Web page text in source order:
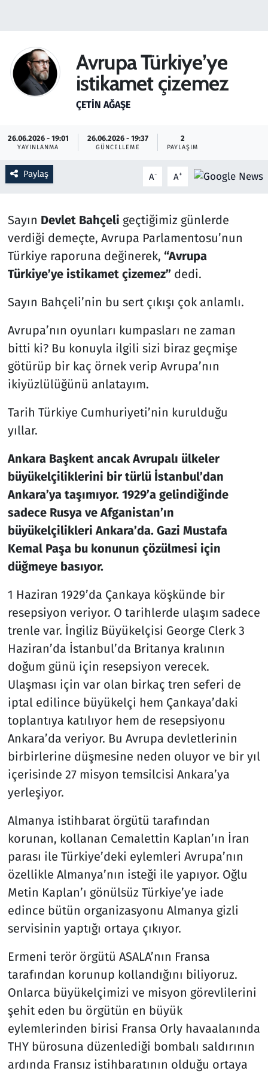
Avrupa Türkiye’ye
istikamet çizemez
ÇETIN AĞAŞE
26.06.2026 - 19:01
YAYINLANMA
26.06.2026 - 19:37
GÜNCELLEME
2
PAYLAŞIM
Paylaş A- A+
Sayın Devlet Bahçeli geçtiğimiz günlerde
verdiği demeçte, Avrupa Parlamentosu’nun
Türkiye raporuna değinerek, “Avrupa
Türkiye’ye istikamet çizemez”dedi.
Sayın Bahçeli’nin bu sert çıkışı çok anlamlı.
Avrupa’nın oyunları kumpasları ne zaman
bitti ki? Bu konuyla ilgili sizi biraz geçmişe
götürüp bir kaç örnek verip Avrupa’nın
ikiyüzlülüğünü anlatayım.
Tarih Türkiye Cumhuriyeti’nin kurulduğu
yıllar.
Ankara Başkent ancak Avrupalı ülkeler
büyükelçiliklerini bir türlü İstanbul’dan
Ankara’ya taşımıyor. 1929’a gelindiğinde
sadece Rusya ve Afganistan’ın
büyükelçilikleri Ankara’da. Gazi Mustafa
Kemal Paşa bu konunun çözülmesi için
düğmeye basıyor.
1 Haziran 1929’da Çankaya köşkünde bir
resepsiyon veriyor. O tarihlerde ulaşım sadece
trenle var. İngiliz Büyükelçisi George Clerk 3
Haziran’da İstanbul’da Britanya kralının
doğum günü için resepsiyon verecek.
Ulaşması için var olan birkaç tren seferi de
iptal edilince büyükelçi hem Çankaya’daki
toplantıya katılıyor hem de resepsiyonu
Ankara’da veriyor. Bu Avrupa devletlerinin
birbirlerine düşmesine neden oluyor ve bir yıl
içerisinde 27 misyon temsilcisi Ankara’ya
yerleşiyor.
Almanya istihbarat örgütü tarafından
korunan, kollanan Cemalettin Kaplan’ın İran
parası ile Türkiye’deki eylemleri Avrupa’nın
özellikle Almanya’nın isteği ile yapıyor. Oğlu
Metin Kaplan’ı gönülsüz Türkiye’ye iade
edince bütün organizasyonu Almanya gizli
servisinin yaptığı ortaya çıkıyor.
Ermeni terör örgütü ASALA’nın Fransa
tarafından korunup kollandığını biliyoruz.
Onlarca büyükelçimizi ve misyon görevlilerini
şehit eden bu örgütün en büyük
eylemlerinden birisi Fransa Orly havaalanında
THY bürosuna düzenlediği bombalı saldırının
ardında Fransız istihbaratının olduğu ortaya
Haber
Kültür Sanat
Kurumsal Haberler
Lezzet Durağı
Memur ve Kamu
Oyun
Ramazan
Resmi İlanlar
Rüya Tabirleri
Savunma Sanayi
Seçim 2023
Teknoloji ve Bilim
Televizyon